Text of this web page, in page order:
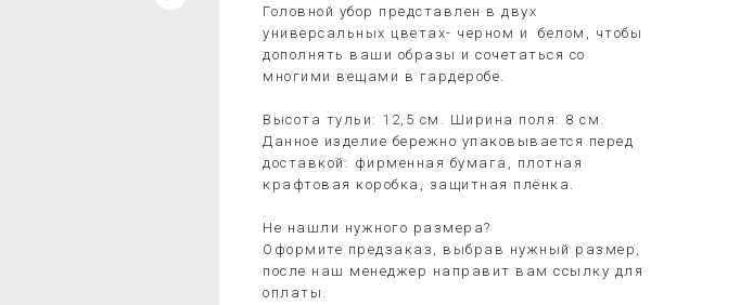
Головной убор представлен в двух
универсальных цветах- черном и белом, чтобы
дополнять ваши образы и сочетаться со
многими вещами в гардеробе.
Высота тульи: 12,5 см. Ширина поля: 8 см.
Данное изделие бережно упаковывается перед
доставкой: фирменная бумага, плотная
крафтовая коробка, защитная плёнка.
Не нашли нужного размера?
Оформите предзаказ, выбрав нужный размер,
после наш менеджер направит вам ссылку для
оплаты.